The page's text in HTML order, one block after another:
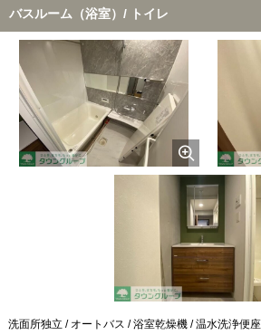
バスルーム（浴室）/ トイレ
洗面所独立 / オートバス / 浴室乾燥機 / 温水洗浄便座